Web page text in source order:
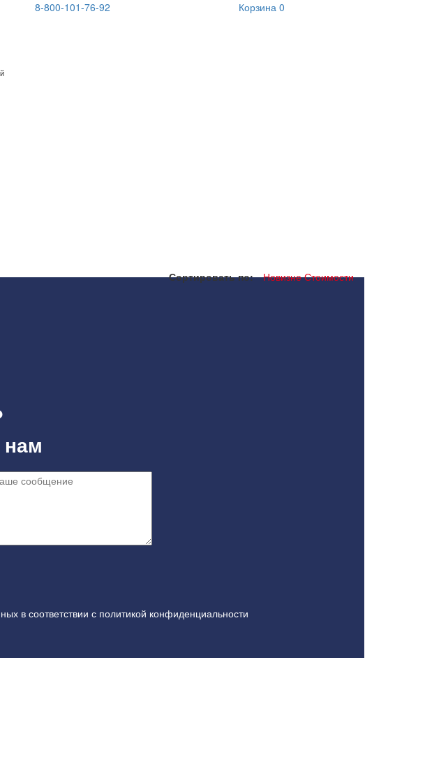
8-800-101-76-92 Корзина 0
Сортировать по: НовизнеСтоимости
в соответствии с политикой конфиденциальности